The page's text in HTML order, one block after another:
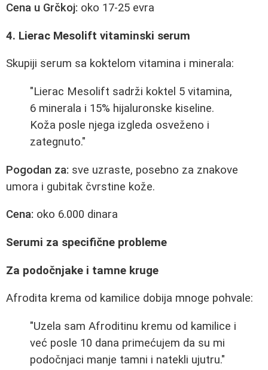
Cena u Grčkoj: oko 17-25 evra
4. Lierac Mesolift vitaminski serum
Skupiji serum sa koktelom vitamina i minerala:
"Lierac Mesolift sadrži koktel 5 vitamina,
6 minerala i 15% hijaluronske kiseline.
Koža posle njega izgleda osveženo i
zategnuto."
Pogodan za: sve uzraste, posebno za znakove
umora i gubitak čvrstine kože.
Cena: oko 6.000 dinara
Serumi za specifične probleme
Za podočnjake i tamne kruge
Afrodita krema od kamilice dobija mnoge pohvale:
"Uzela sam Afroditinu kremu od kamilice i
već posle 10 dana primećujem da su mi
podočnjaci manje tamni i natekli ujutru."